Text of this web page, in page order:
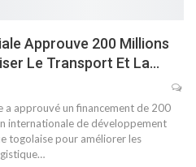
Approuve 200 Millions
Le Transport Et La…
a approuvé un financement de 200
internationale de développement
togolaise pour améliorer les